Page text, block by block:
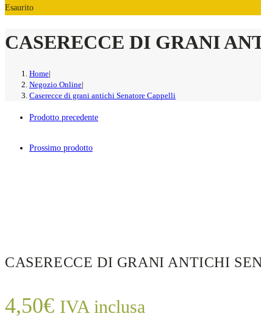
Esaurito
CASERECCE DI GRANI
Home|
Negozio Online|
Caserecce di grani antichi Senatore Cappelli
Prodotto precedente
Prossimo prodotto
CASERECCE DI GRANI ANTICHI
4,50€ IVA inclusa